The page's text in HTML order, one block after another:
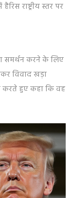
राष्ट्रीय स्तर पर
समर्थन करने के लिए
विवाद खड़ा
करते हुए कहा कि वह